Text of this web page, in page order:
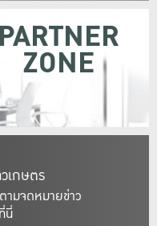
เกษตร
มจดหมายข่าว
นี่
PARTNER
ZONE